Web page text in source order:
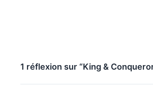
1 réflexion sur “King &